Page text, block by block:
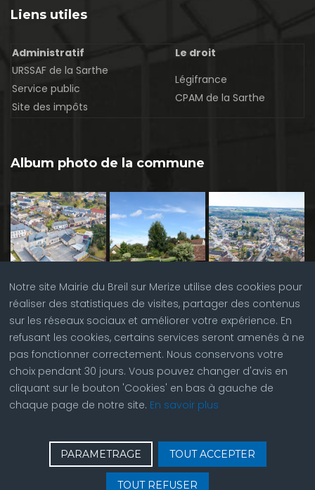
Notre site Mairie du Breil sur Merize utilise des cookies pour
réaliser des statistiques de visites, partager des contenus
sur les réseaux sociaux et améliorer votre expérience. En
refusant les cookies, certains services seront amenés à ne
pas fonctionner correctement. Nous conservons votre
choix pendant 30 jours. Vous pouvez changer d'avis en
cliquant sur le bouton 'Cookies' en bas à gauche de
chaque page de notre site. En savoir plus
PARAMETRAGE TOUT ACCEPTER
TOUT REFUSER
Liens utiles
Administratif
Le droit
URSSAF de la Sarthe
Service public
Site des impôts
Légifrance
CPAM de la Sarthe
Album photo de la commune
Contactez nous | © Copyright 2023 |Plan du site|
Réalisation du site parABC Site Web| Seconnecter| Accès